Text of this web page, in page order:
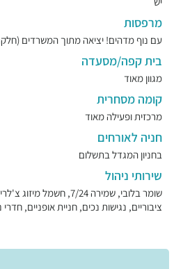
מרפסות
עם נוף מדהים! יציאה מתוך המשרדים
בית קפה/מסעדה
מגוון מאוד
קומה מסחרית
מרכזית ופעילה מאוד
חניה לאורחים
בחניון המגדל בתשלום
שירותי ניהול
שומר בלובי, שמירה 7/24,
ציבוריים, נגישות נכים, חניית אופניים, חדרי